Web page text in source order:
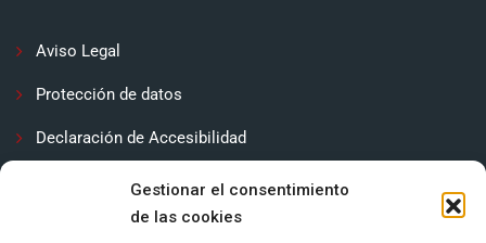
Gestionar el consentimiento
de las cookies
Aviso Legal
Protección de datos
Declaración de Accesibilidad
Política de cookies (UE)